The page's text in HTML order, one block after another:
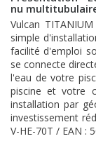
nu
Vulcan
simple
facilité d'emploi
se connecte
l'eau de votre
piscine et votre
installation par
investissement
V-HE-70T / EAN :